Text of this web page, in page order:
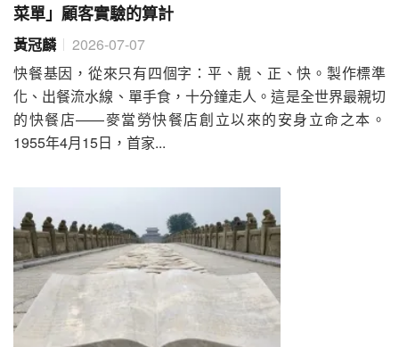
菜單」顧客實驗的算計
黃冠麟
2026-07-07
快餐基因，從來只有四個字：平、靚、正、快。製作標準
化、出餐流水線、單手食，十分鐘走人。這是全世界最親切
的快餐店——麥當勞快餐店創立以來的安身立命之本。
1955年4月15日，首家...